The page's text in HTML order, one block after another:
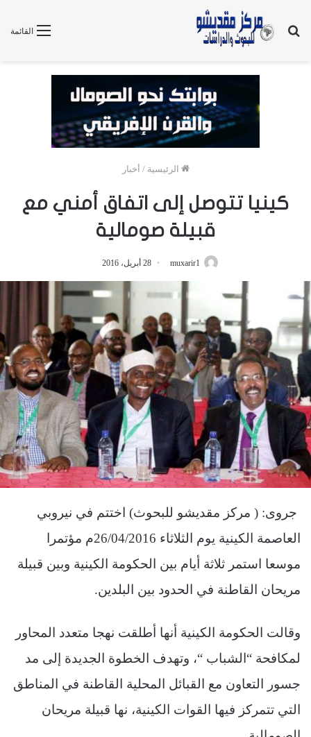
القائمة
بحث
الرئيسية / أخبار
كينيا تتوصل إلى اتفاق أمني مع
قبيلة صومالية
muxarir1 28 أبريل، 2016
جروى: ( مركز مقديشو للبحوث) اختتم في نيروبي
العاصمة الكينية يوم الثلاثاء 26/04/2016م مؤتمرا
موسعا استمر ثلاثة أيام بين الحكومة الكينية وبين قبيلة
مريحان القاطنة في الحدود بين البلدين.
وقالت الحكومة الكينية أنها أطلقت نهجا متعدد المحاور
لمكافحة “الشباب “، وتهدف الخطوة الجديدة إلى مد
جسور التعاون مع القبائل المحلية القاطنة في المناطق
التي تتمركز فيها القوات الكينية، نها قبيلة مريحان